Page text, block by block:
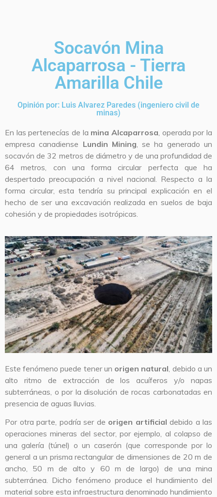
Socavón Mina
Alcaparrosa - Tierra
Amarilla Chile
Opinión por: Luis Alvarez Paredes (ingeniero civil de
minas)
En las pertenecías de la mina Alcaparrosa, operada por la
empresa canadiense Lundin Mining, se ha generado un
socavón de 32 metros de diámetro y de una profundidad de
64 metros, con una forma circular perfecta que ha
despertado preocupación a nivel nacional. Respecto a la
forma circular, esta tendría su principal explicación en el
hecho de ser una excavación realizada en suelos de baja
cohesión y de propiedades isotrópicas.
Este fenómeno puede tener un origen natural , debido a un
alto ritmo de extracción de los acuíferos y/o napas
subterráneas, o por la disolución de rocas carbonatadas en
presencia de aguas lluvias.
Por otra parte, podría ser de origen artificial debido a las
operaciones mineras del sector, por ejemplo, al colapso de
una galería (túnel) o un caserón (que corresponde por lo
general a un prisma rectangular de dimensiones de 20 m de
ancho, 50 m de alto y 60 m de largo) de una mina
subterránea. Dicho fenómeno produce el hundimiento del
material sobre esta infraestructura denominado hundimiento